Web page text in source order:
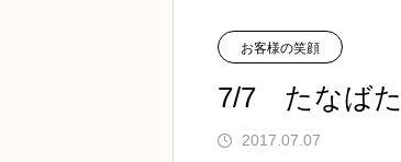
お客様の笑顔
7/7 たなば
2017.07.07